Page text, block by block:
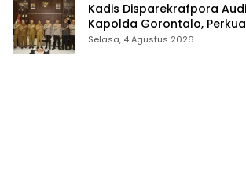
Kadis Disparekrafpora
Kapolda Gorontalo,
Sukseskan Gorontalo
Selasa, 4 Agustus 2026